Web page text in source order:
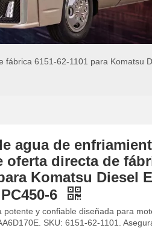
6151-62-1101 para Komatsu
agua de
oferta directa de
Komatsu Diesel
6
potente y confiable diseñada para
SKU: 6151-62-1101.